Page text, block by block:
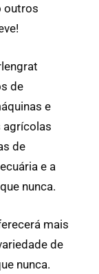
outros
de
e
agrícolas
de
e a
nunca.
mais
de
nunca.